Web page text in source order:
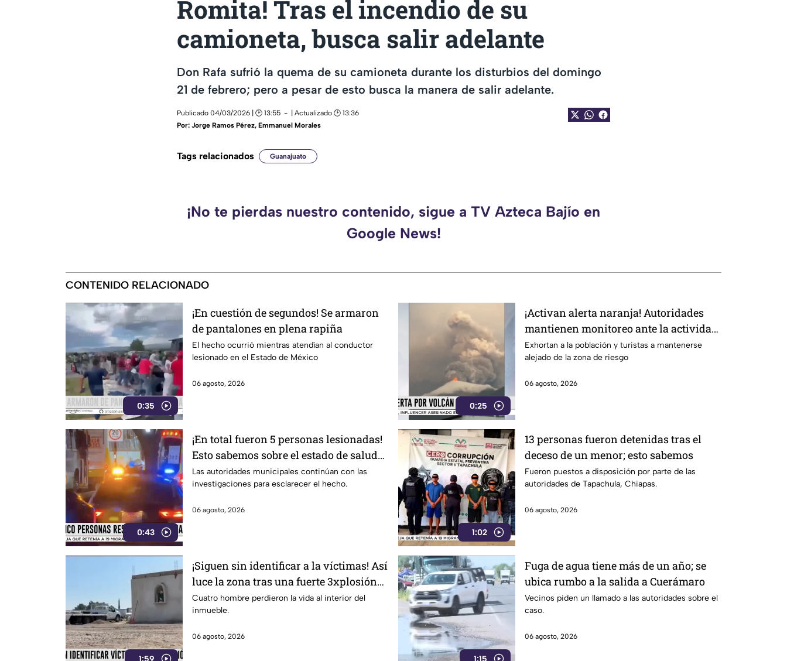
Romita! Tras el incendio de su
camioneta, busca salir adelante
Don Rafa sufrió la quema de su camioneta durante los disturbios del domingo
21 de febrero; pero a pesar de esto busca la manera de salir adelante.
Publicado 04/03/2026 | 🕑 13:55
| Actualizado 🕑 13:36
Por: Jorge Ramos Pérez, Emmanuel Morales
Tags relacionados Guanajuato
¡No te pierdas nuestro contenido, sigue a TV Azteca Bajío en
Google News!
CONTENIDO RELACIONADO
0:35
¡En cuestión de segundos! Se armaron
de pantalones en plena rapiña
El hecho ocurrió mientras atendían al conductor
lesionado en el Estado de México
06 agosto, 2026
0:25
¡Activan alerta naranja! Autoridades
mantienen monitoreo ante la actividad
volcánica
Exhortan a la población y turistas a mantenerse
alejado de la zona de riesgo
06 agosto, 2026
0:43
¡En total fueron 5 personas lesionadas!
Esto sabemos sobre el estado de salud
de los afectados en la Estación Delta en
León
Las autoridades municipales continúan con las
investigaciones para esclarecer el hecho.
06 agosto, 2026
1:02
13 personas fueron detenidas tras el
deceso de un menor; esto sabemos
Fueron puestos a disposición por parte de las
autoridades de Tapachula, Chiapas.
06 agosto, 2026
1:59
¡Siguen sin identificar a la víctimas! Así
luce la zona tras una fuerte 3xplosión
una pensión en Jalisco
Cuatro hombre perdieron la vida al interior del
inmueble.
06 agosto, 2026
1:15
Fuga de agua tiene más de un año; se
ubica rumbo a la salida a Cuerámaro
Vecinos piden un llamado a las autoridades sobre el
caso.
06 agosto, 2026